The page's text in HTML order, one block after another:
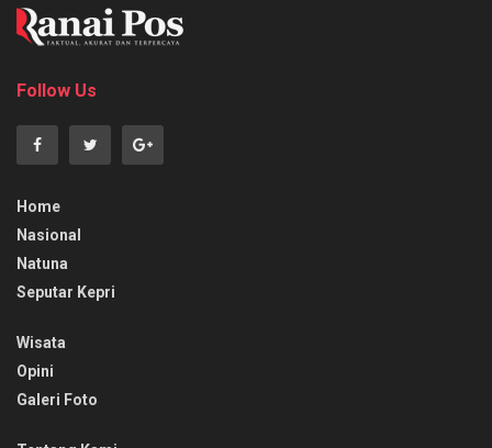
Follow Us
Home
Nasional
Natuna
Seputar Kepri
Wisata
Opini
Galeri Foto